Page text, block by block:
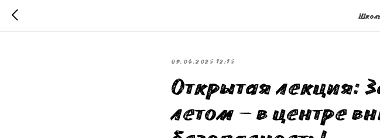
09.06.2025 12:15
Открытая лекция:
летом – в центре